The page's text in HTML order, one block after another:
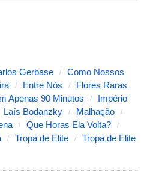
Gerbase
Como Nossos
Entre Nós
Flores Raras
Apenas 90 Minutos
Império
Laís Bodanzky
Malhação
Que Horas Ela Volta?
Tropa de Elite
Tropa de Elite